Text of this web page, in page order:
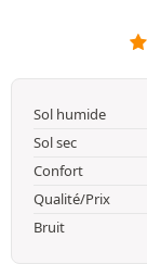
Sol humide
Sol sec
Confort
Qualité/Prix
Bruit